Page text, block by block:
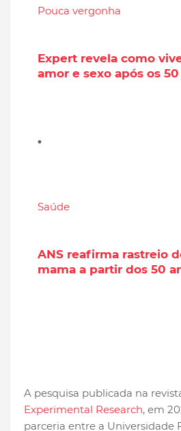
Pouca vergonha
Expert revela como
amor e sexo após os
Saúde
ANS reafirma rastreio
mama a partir dos 50
A pesquisa publicada na
Experimental Research, em
parceria entre a Universidade